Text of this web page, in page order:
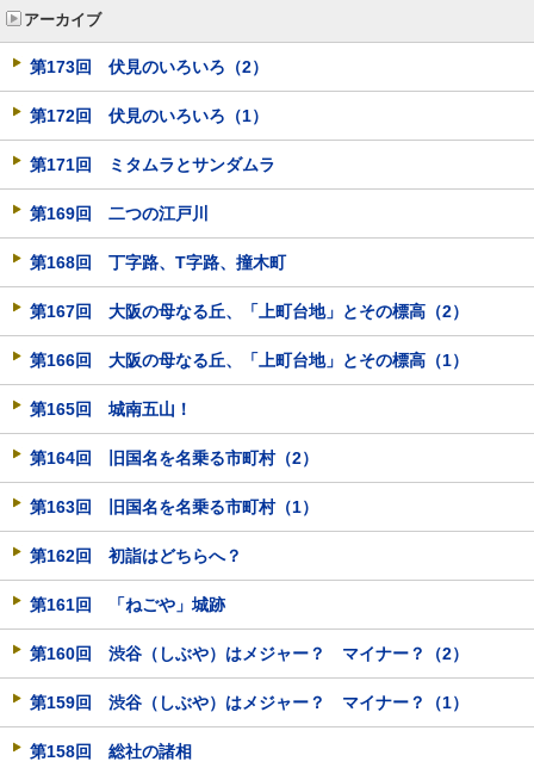
アーカイブ
第173回 伏見のいろいろ（2）
第172回 伏見のいろいろ（1）
第171回 ミタムラとサンダムラ
第169回 二つの江戸川
第168回 丁字路、T字路、撞木町
第167回 大阪の母なる丘、「上町台地」とその標高（2）
第166回 大阪の母なる丘、「上町台地」とその標高（1）
第165回 城南五山！
第164回 旧国名を名乗る市町村（2）
第163回 旧国名を名乗る市町村（1）
第162回 初詣はどちらへ？
第161回 「ねごや」城跡
第160回 渋谷（しぶや）はメジャー？ マイナー？（2）
第159回 渋谷（しぶや）はメジャー？ マイナー？（1）
第158回 総社の諸相